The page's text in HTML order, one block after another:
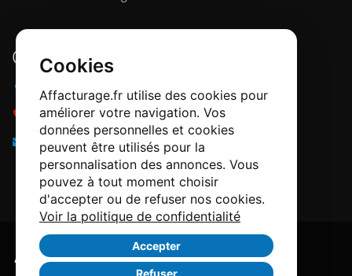
Cookies
Affacturage.fr utilise des cookies pour
améliorer votre navigation. Vos
données personnelles et cookies
peuvent être utilisés pour la
personnalisation des annonces. Vous
pouvez à tout moment choisir
d'accepter ou de refuser nos cookies.
Voir la politique de confidentialité
Accepter
Refuser
Contactez-nous
Adresse :
12 Quai Papacino, 06300 Nice
Téléphone :0184218540
info@affacturage.fr